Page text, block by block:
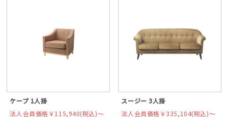
ケープ 1人掛
法人会員価格￥115,940(税込)〜
スージー 3人掛
法人会員価格￥335,104(税込)〜